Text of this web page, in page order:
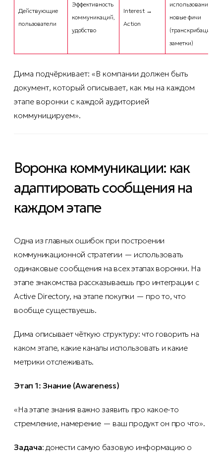
Действующие
пользователи
Эффективность
коммуникаций,
удобство
Interest →
Action
использования,
новые фичи
(транскрибация,
заметки)
Дима подчёркивает: «В компании должен быть
документ, который описывает, как мы на каждом
этапе воронки с каждой аудиторией
коммуницируем».
Воронка коммуникации: как
адаптировать сообщения на
каждом этапе
Одна из главных ошибок при построении
коммуникационной стратегии — использовать
одинаковые сообщения на всех этапах воронки. На
этапе знакомства рассказываешь про интеграции с
Active Directory, на этапе покупки — про то, что
вообще существуешь.
Дима описывает чёткую структуру: что говорить на
каком этапе, какие каналы использовать и какие
метрики отслеживать.
Этап 1: Знание (Awareness)
«На этапе знания важно заявить про какое-то
стремление, намерение — ваш продукт он про что».
Задача: донести самую базовую информацию о